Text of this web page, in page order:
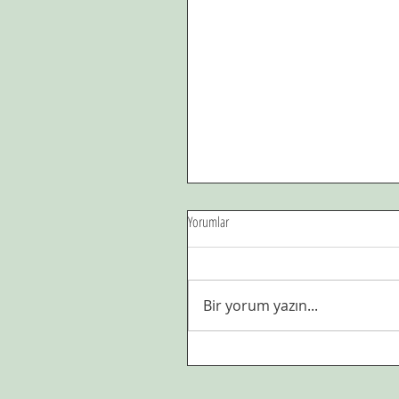
Babam.
Yorumlar
Bir yorum yazın...